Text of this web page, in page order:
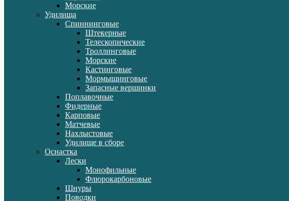
Морские
Удилища
Спиннинговые
Штекерные
Телескопические
Троллинговые
Морские
Кастинговые
Мормышинговые
Запасные вершинки
Поплавочные
Фидерные
Карповые
Матчевые
Нахлыстовые
Удилище в сборе
Оснастка
Лески
Монофильные
Флюрокарбоновые
Шнуры
Поводки